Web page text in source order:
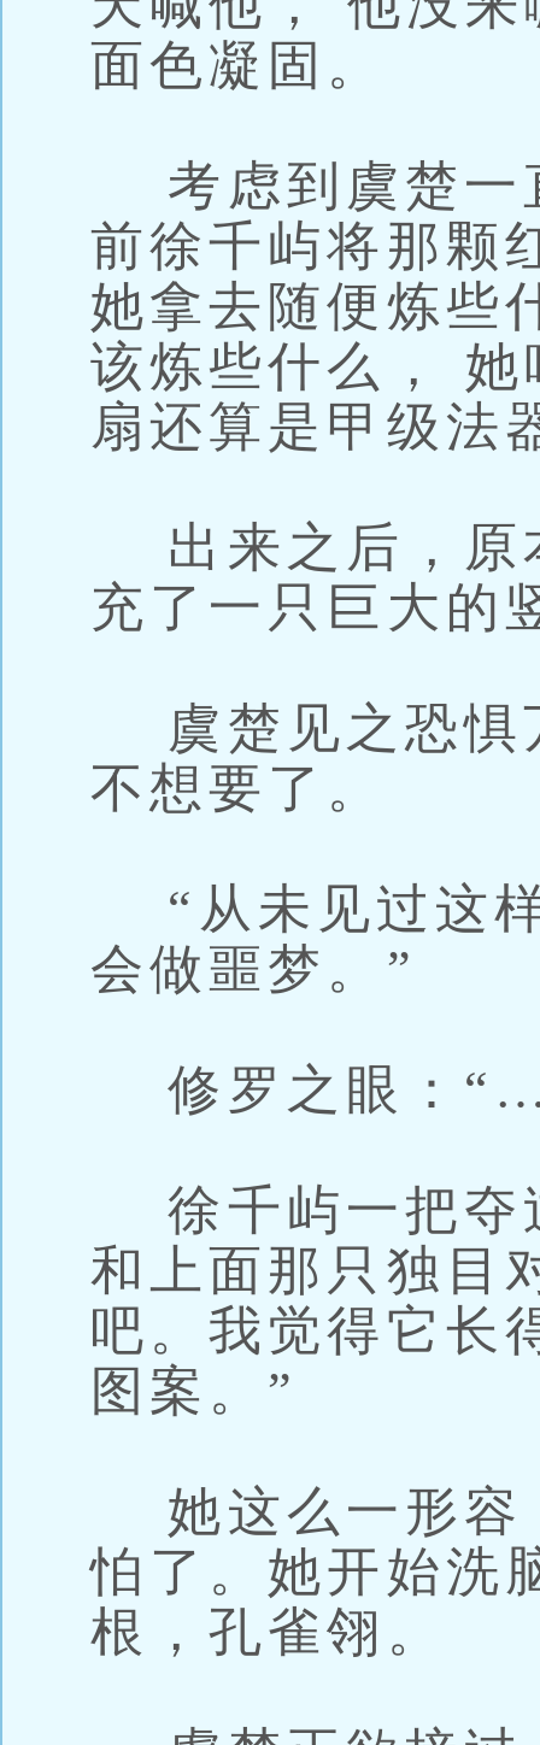
面色凝固。
考虑到虞楚一
前徐千屿将那颗
她拿去随便炼些
该炼些什么，
扇还算是甲级法
出来之后，原
充了一只巨大的
虞楚见之恐惧
不想要了。
“从未见过这
会做噩梦。”
修罗之眼：
徐千屿一把夺
和上面那只独目
吧。我觉得它长
图案。”
她这么一形容
怕了。她开始洗
根，孔雀翎。